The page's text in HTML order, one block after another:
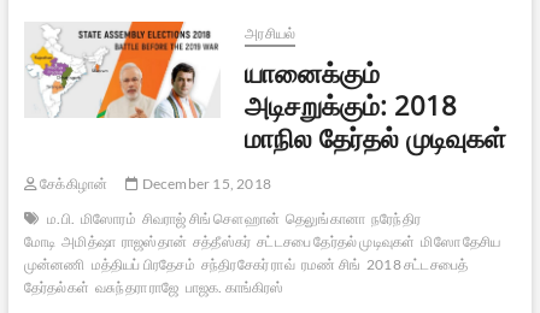
அரசியல்
யானைக்கும்
அடிசறுக்கும்: 2018
மாநில தேர்தல் முடிவுகள்
சேக்கிழான்
December 15, 2018
ம.பி. மிஸோரம் சிவராஜ் சிங் சௌஹான் தெலுங்கானா நரேந்திர
மோடி அமித்ஷா ராஜஸ்தான் சத்தீஸ்கர் சட்டசபை தேர்தல் முடிவுகள் மிஸோ தேசிய
முன்னணி மத்தியப் பிரதேசம் சந்திரசேகர் ராவ் ரமண் சிங் 2018 சட்டசபைத்
தேர்தல்கள் வசுந்தரா ராஜே பாஜக. காங்கிரஸ்